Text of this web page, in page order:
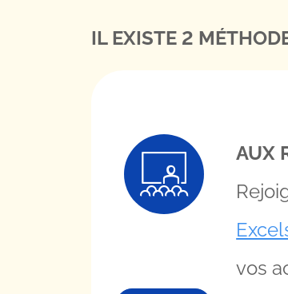
IL EXISTE 2
AUX
vos